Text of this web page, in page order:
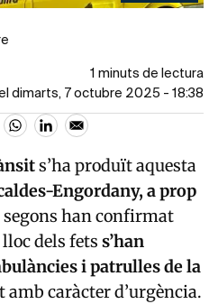
1 minuts de lectura
dimarts, 7 octubre 2025 - 18:38
s’ha produït aquesta
Engordany, a prop
segons han confirmat
dels fets s’han
i patrulles de la
amb caràcter d’urgència.